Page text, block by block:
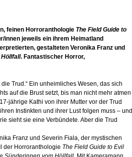
feinen Horroranthologie The Field Guide to
innen jeweils ein ihrem Heimatland
gestalteten Veronika Franz und
Höllfall. Fantastischer Horror,
die Trud.“ Ein unheimliches Wesen, das sich
auf die Brust setzt, bis man nicht mehr atmen
jährige Kathi von ihrer Mutter vor der Trud
Instinkten und ihrer Lust folgen muss – und
sieht sie eine Verbündete. Aber die Trud
Franz und Severin Fiala, der mystischen
der Horroranthologie The Field Guide to Evil